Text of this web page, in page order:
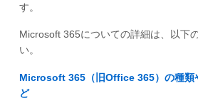
す。
Microsoft 365についての詳細は、以下
い。
Microsoft 365（旧Office 365）の種類
ど